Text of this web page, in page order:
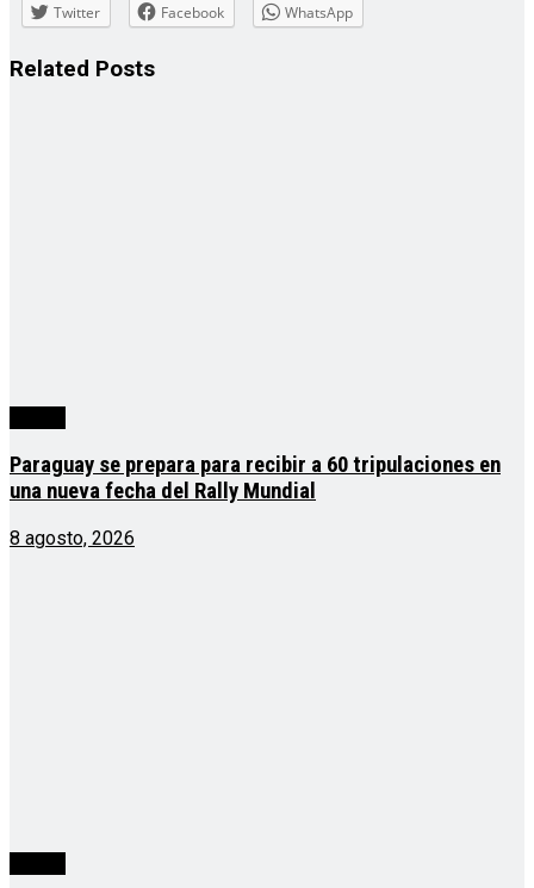
Twitter Facebook WhatsApp
Related Posts
Paraguay se prepara para recibir a 60 tripulaciones en
una nueva fecha del Rally Mundial
8 agosto, 2026